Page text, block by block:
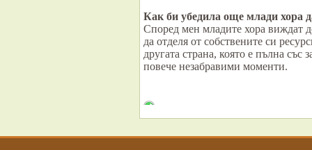
Как би убедила още млади хора
Според мен младите хора виждат
да отделя от собствените си
другата страна, която е пълна
повече незабравими моменти.